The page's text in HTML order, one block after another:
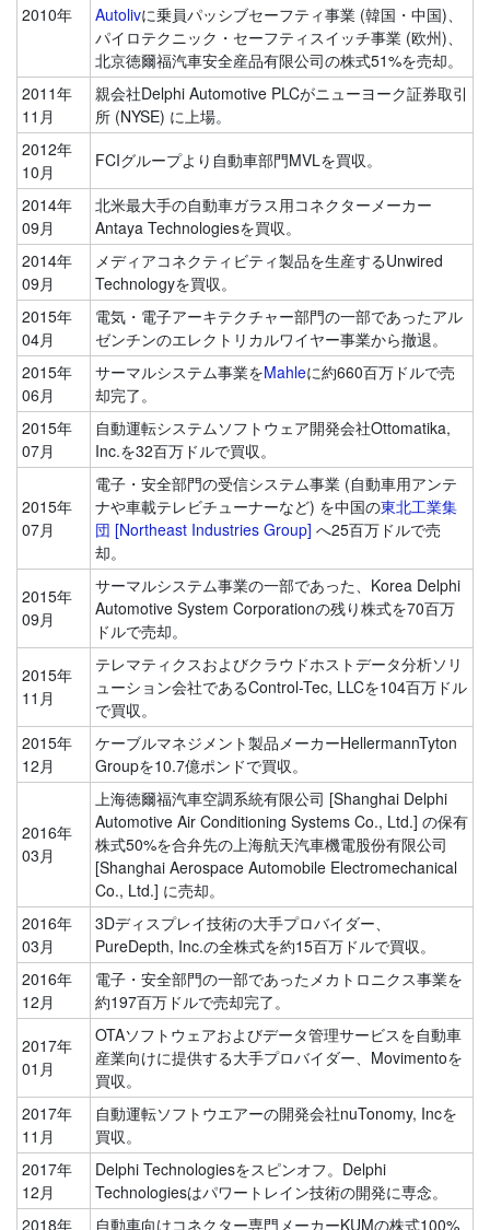
2010年
Autolivに乗員パッシブセーフティ事業 (韓国・中国)、
パイロテクニック・セーフティスイッチ事業 (欧州)、
北京徳爾福汽車安全産品有限公司の株式51%を売却。
2011年
11月
親会社Delphi Automotive PLCがニューヨーク証券取引
所 (NYSE) に上場。
2012年
10月
FCIグループより自動車部門MVLを買収。
2014年
09月
北米最大手の自動車ガラス用コネクターメーカー
Antaya Technologiesを買収。
2014年
09月
メディアコネクティビティ製品を生産するUnwired
Technologyを買収。
2015年
04月
電気・電子アーキテクチャー部門の一部であったアル
ゼンチンのエレクトリカルワイヤー事業から撤退。
2015年
06月
サーマルシステム事業をMahleに約660百万ドルで売
却完了。
2015年
07月
自動運転システムソフトウェア開発会社Ottomatika,
Inc.を32百万ドルで買収。
2015年
07月
電子・安全部門の受信システム事業 (自動車用アンテ
ナや車載テレビチューナーなど) を中国の東北工業集
団 [Northeast Industries Group] へ25百万ドルで売
却。
2015年
09月
サーマルシステム事業の一部であった、Korea Delphi
Automotive System Corporationの残り株式を70百万
ドルで売却。
2015年
11月
テレマティクスおよびクラウドホストデータ分析ソリ
ューション会社であるControl-Tec, LLCを104百万ドル
で買収。
2015年
12月
ケーブルマネジメント製品メーカーHellermannTyton
Groupを10.7億ポンドで買収。
2016年
03月
上海徳爾福汽車空調系統有限公司 [Shanghai Delphi
Automotive Air Conditioning Systems Co., Ltd.] の保有
株式50%を合弁先の上海航天汽車機電股份有限公司
[Shanghai Aerospace Automobile Electromechanical
Co., Ltd.] に売却。
2016年
03月
3Dディスプレイ技術の大手プロバイダー、
PureDepth, Inc.の全株式を約15百万ドルで買収。
2016年
12月
電子・安全部門の一部であったメカトロニクス事業を
約197百万ドルで売却完了。
2017年
01月
OTAソフトウェアおよびデータ管理サービスを自動車
産業向けに提供する大手プロバイダー、Movimentoを
買収。
2017年
11月
自動運転ソフトウエアーの開発会社nuTonomy, Incを
買収。
2017年
12月
Delphi Technologiesをスピンオフ。Delphi
Technologiesはパワートレイン技術の開発に専念。
2018年
自動車向けコネクター専門メーカーKUMの株式100%